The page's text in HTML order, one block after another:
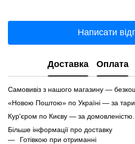
Написати
Доставка Оплата
Самовивіз з нашого магазину —
«Новою Поштою» по Україні — за
Кур'єром по Києву — за домовленістю.
Більше інформації про доставку
Готівкою при отриманні